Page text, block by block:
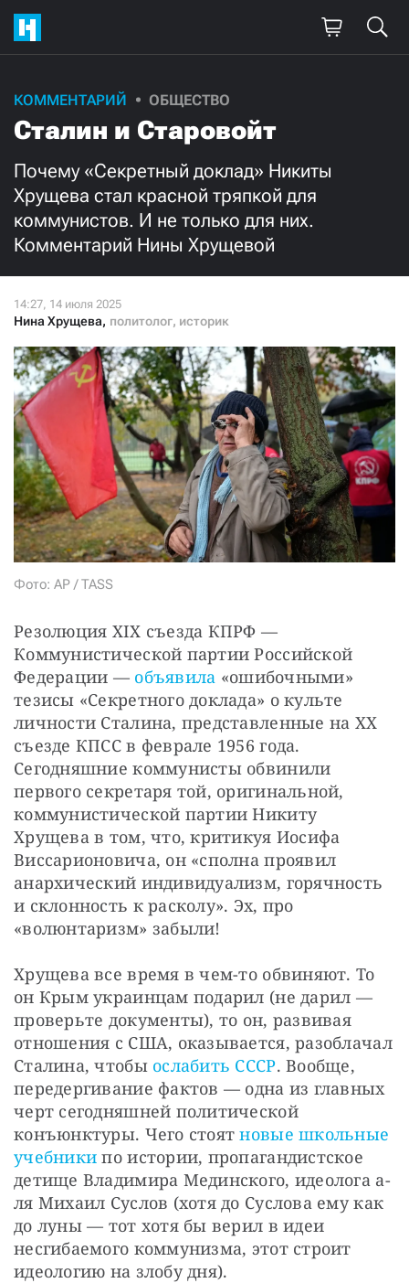
КОММЕНТАРИЙ ОБЩЕСТВО
Сталин и Старовойт
Почему «Секретный доклад» Никиты
Хрущева стал красной тряпкой для
коммунистов. И не только для них.
Комментарий Нины Хрущевой
Нина Хрущева, политолог, историк
Фото: AP / TASS
Резолюция XIX съезда КПРФ —
Коммунистической партии Российской
Федерации — объявила «ошибочными»
тезисы «Секретного доклада» о культе
личности Сталина, представленные на ХХ
съезде КПСС в феврале 1956 года.
Сегодняшние коммунисты обвинили
первого секретаря той, оригинальной,
коммунистической партии Никиту
Хрущева в том, что, критикуя Иосифа
Виссарионовича, он «сполна проявил
анархический индивидуализм, горячность
и склонность к расколу». Эх, про
«волюнтаризм» забыли!
Хрущева все время в чем-то обвиняют. То
он Крым украинцам подарил (не дарил —
проверьте документы), то он, развивая
отношения с США, оказывается, разоблачал
Сталина, чтобы ослабить СССР. Вообще,
передергивание фактов — одна из главных
черт сегодняшней политической
конъюнктуры. Чего стоят новые школьные
учебники по истории, пропагандистское
детище Владимира Мединского, идеолога а-
ля Михаил Суслов (хотя до Суслова ему как
до луны — тот хотя бы верил в идеи
несгибаемого коммунизма, этот строит
идеологию на злобу дня).
Поддержите
нашу работу!
Ежемесячно Разово
3000 1000
Нажимая кнопку «Стать соучастником»,
я принимаю условия и подтверждаю свое гражданство РФ
СТАТЬ СОУЧАСТНИКОМ
ПОДЕЛИТЬСЯ С ДРУЗЬЯМИ
Если у вас есть вопросы, пишите donate@novayagazeta.ru или
звоните:
+7 (929) 612-03-68